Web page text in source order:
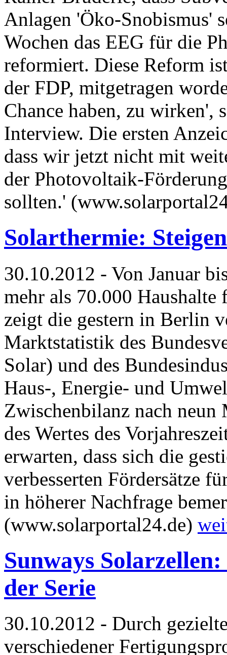
Anlagen 'Öko-Snobismus'
Wochen das EEG für die
reformiert. Diese Reform
der FDP, mitgetragen
Chance haben, zu
Interview. Die ersten
dass wir jetzt nicht mit
der Photovoltaik-
sollten.'
Solarthermie:
30.10.2012 - Von Januar
mehr als 70.000 Haushalte
zeigt die gestern in Berlin
Marktstatistik des
Solar) und des
Haus-, Energie- und
Zwischenbilanz nach neun
des Wertes des
erwarten, dass sich die
verbesserten Fördersätze
in höherer Nachfrage
(www.solarportal24.de)
Sunways
der Serie
30.10.2012 - Durch
verschiedener